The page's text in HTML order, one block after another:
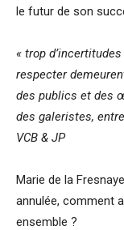
le futur de son
« trop
respecter
des publics et des
des galeristes,
VCB & JP
Marie de la
annulée, comment
ensemble ?